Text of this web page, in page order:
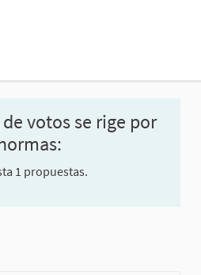
votos se rige por
1 propuestas.